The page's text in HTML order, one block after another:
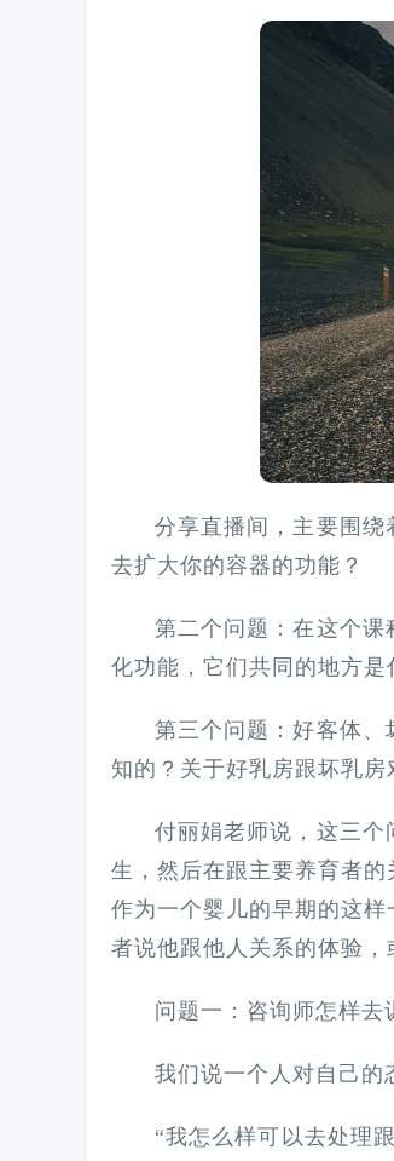
分享直播间，主要围
去扩大你的容器的功能？
第二个问题：在这个
化功能，它们共同的地方是
第三个问题：好客体
知的？关于好乳房跟坏乳
付丽娟老师说，这三
生，‍‍然后在跟主要养育者
作为一个婴儿的早期的这
者说他跟他人关系的体验，
问题一：咨询师怎样
我们说一个人对自己的
“我怎么样可以去处理